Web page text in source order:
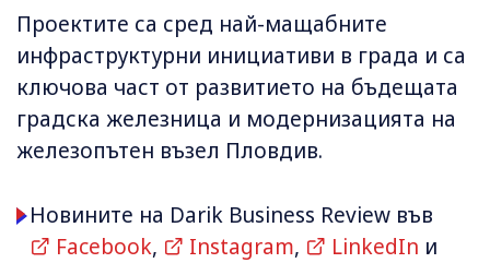
Проектите са сред най-мащабните
инфраструктурни инициативи в града и са
ключова част от развитието на бъдещата
градска железница и модернизацията на
железопътен възел Пловдив.
Новините на Darik Business Review във
Facebook, Instagram, LinkedIn и